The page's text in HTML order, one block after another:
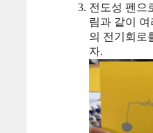
전도성 펜으
림과 같이
의 전기회로
자.